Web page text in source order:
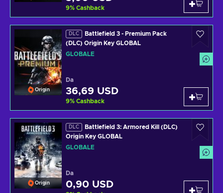
9% Cashback
Origin
DLC
Battlefield 3 - Premium Pack
(DLC) Origin Key GLOBAL
GLOBALE
Da
36,69 USD
9% Cashback
Origin
DLC
Battlefield 3: Armored Kill (DLC)
Origin Key GLOBAL
GLOBALE
Da
0,90 USD